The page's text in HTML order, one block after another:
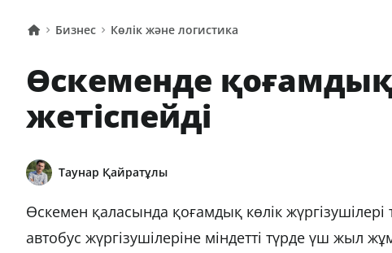
Бизнес Көлік және логистика
Өскеменде қоғамдық
жетіспейді
Таунар Қайратұлы
Өскемен қаласында қоғамдық көлік
автобус жүргізушілеріне міндетті түрде үш жыл